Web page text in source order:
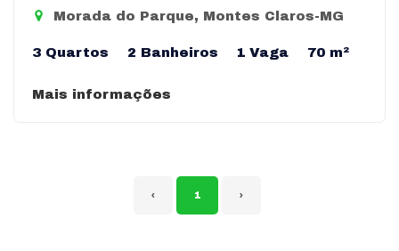
Morada do Parque, Montes Claros-MG
3 Quartos 2 Banheiros 1 Vaga 70 m²
Mais informações
‹ 1 ›